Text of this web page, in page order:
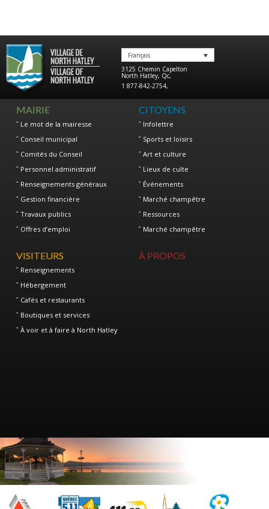
Français
3125 Chemin Capelton
North Hatley, Qc,
1 877-842-2754,
MAIRIE
Le mot de la mairesse
Conseil municipal
Comités du Conseil
Personnel administratif
Renseignements généraux
Gestion financière
Travaux publics
Offres d’emploi
CITOYENS
Infolettre
Sports et loisirs
Art et culture
Lieux de culte
Événements
Marché champêtre
Ressources
Marché champêtre
VISITEURS
Renseignements
Hébergement
Cafés et restaurants
Boutiques et services
À voir et à faire à North Hatley
À PROPOS